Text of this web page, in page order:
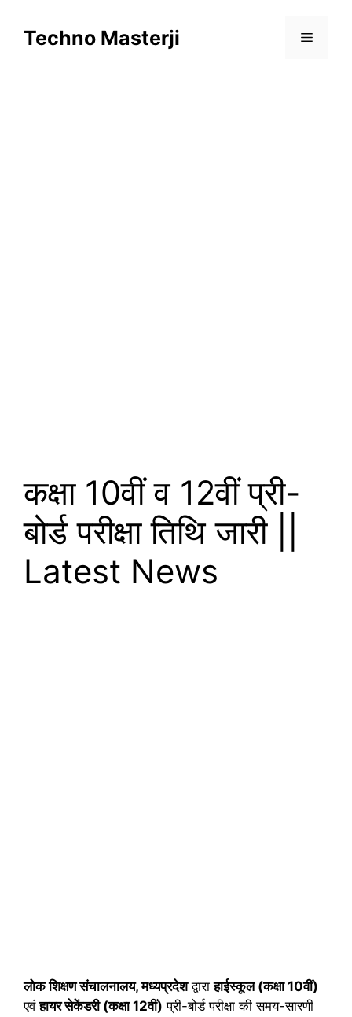
contentTechno Masterji Menu
कक्षा 10वीं व 12वीं प्री-
बोर्ड परीक्षा तिथि जारी ||
Latest News
लोक शिक्षण संचालनालय, मध्यप्रदेशद्वाराहाईस्कूल (कक्षा 10वीं)
एवंहायर सेकेंडरी (कक्षा 12वीं) प्री-बोर्ड परीक्षा की समय-सारणी